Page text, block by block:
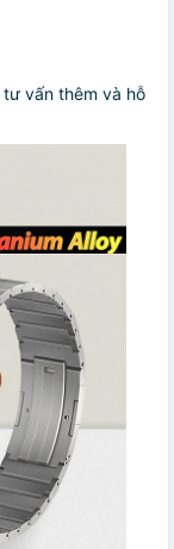
vấn thêm và hỗ